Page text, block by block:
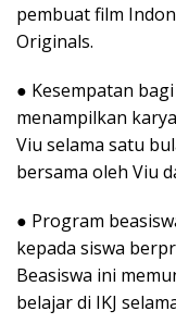
pembuat film
Originals.
● Kesempatan
menampilkan
Viu selama satu
bersama oleh Viu
● Program
kepada siswa
Beasiswa ini
belajar di IKJ